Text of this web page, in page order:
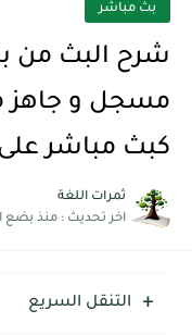
بث مباشر
مسجل و جاهز
كبث مباشر على
ثمرات اللغة
اخر تحديث : منذ بضع
التنقل السريع